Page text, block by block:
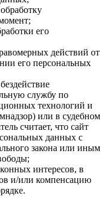
его
действий от
его персональных
службу по
технологий и
или в судебном
считает, что сайт
данных с
закона или иным
интересов, в
и/или компенсацию